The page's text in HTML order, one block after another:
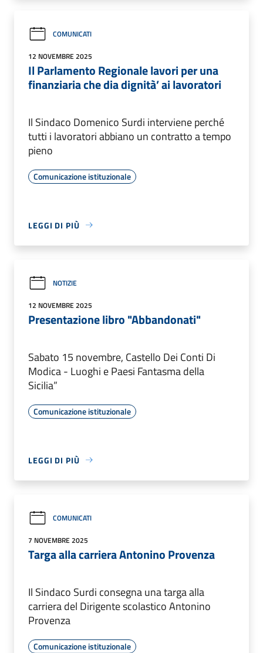
COMUNICATI
12 NOVEMBRE 2025
Il Parlamento Regionale lavori per una
finanziaria che dia dignità’ ai lavoratori
Il Sindaco Domenico Surdi interviene perché
tutti i lavoratori abbiano un contratto a tempo
pieno
Comunicazione istituzionale
LEGGI DI PIÙ
NOTIZIE
12 NOVEMBRE 2025
Presentazione libro "Abbandonati"
Sabato 15 novembre, Castello Dei Conti Di
Modica - Luoghi e Paesi Fantasma della
Sicilia”
Comunicazione istituzionale
LEGGI DI PIÙ
COMUNICATI
7 NOVEMBRE 2025
Targa alla carriera Antonino Provenza
Il Sindaco Surdi consegna una targa alla
carriera del Dirigente scolastico Antonino
Provenza
Comunicazione istituzionale